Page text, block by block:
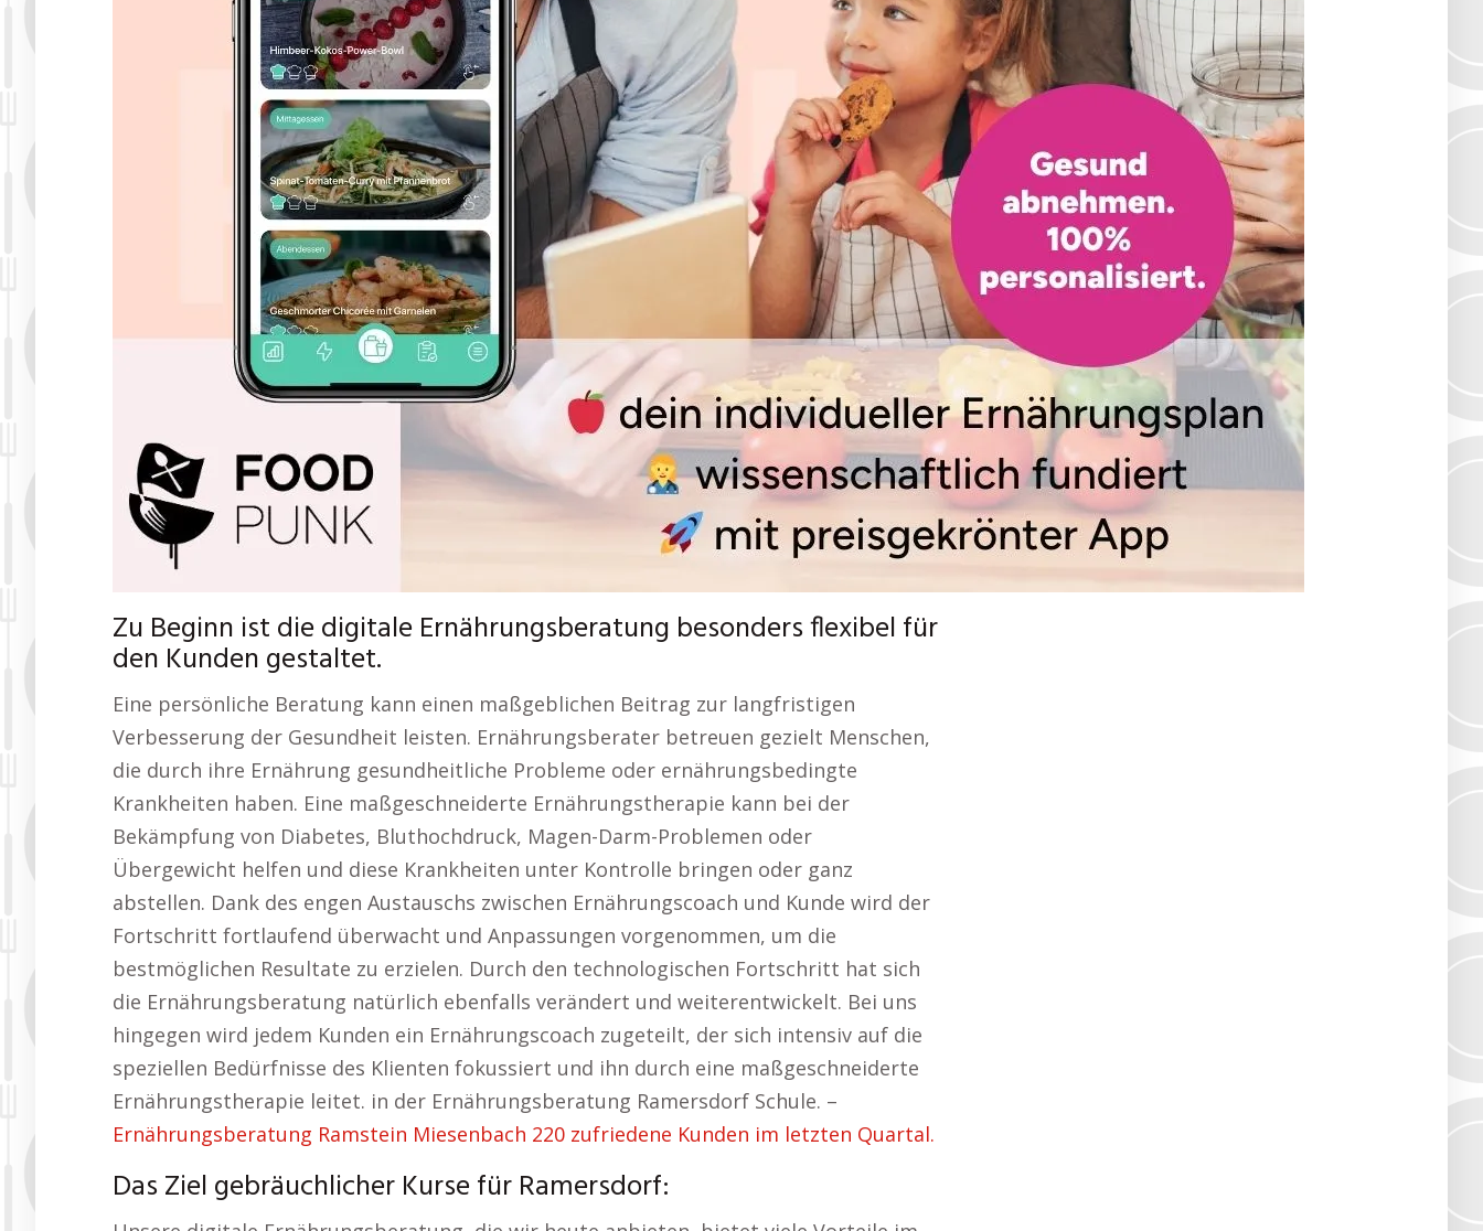
Zu Beginn ist die digitale Ernährungsberatung besonders flexibel für
den Kunden gestaltet.
Eine persönliche Beratung kann einen maßgeblichen Beitrag zur langfristigen
Verbesserung der Gesundheit leisten. Ernährungsberater betreuen gezielt Menschen,
die durch ihre Ernährung gesundheitliche Probleme oder ernährungsbedingte
Krankheiten haben. Eine maßgeschneiderte Ernährungstherapie kann bei der
Bekämpfung von Diabetes, Bluthochdruck, Magen-Darm-Problemen oder
Übergewicht helfen und diese Krankheiten unter Kontrolle bringen oder ganz
abstellen. Dank des engen Austauschs zwischen Ernährungscoach und Kunde wird der
Fortschritt fortlaufend überwacht und Anpassungen vorgenommen, um die
bestmöglichen Resultate zu erzielen. Durch den technologischen Fortschritt hat sich
die Ernährungsberatung natürlich ebenfalls verändert und weiterentwickelt. Bei uns
hingegen wird jedem Kunden ein Ernährungscoach zugeteilt, der sich intensiv auf die
speziellen Bedürfnisse des Klienten fokussiert und ihn durch eine maßgeschneiderte
Ernährungstherapie leitet. in der Ernährungsberatung Ramersdorf Schule. –
Ernährungsberatung Ramstein Miesenbach 220 zufriedene Kunden im letzten Quartal.
Das Ziel gebräuchlicher Kurse für Ramersdorf: